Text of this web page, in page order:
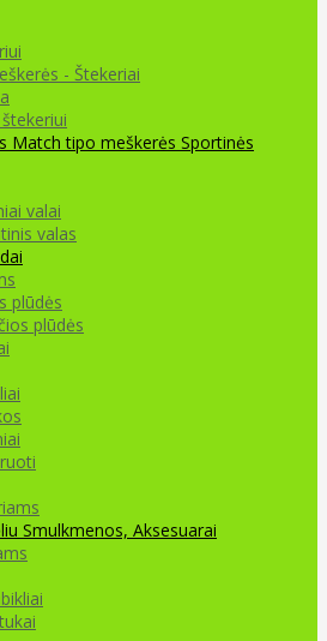
- Štekeriai
Match tipo meškerės Sportinės
valai
valas
plūdės
plūdės
Smulkmenos, Aksesuarai